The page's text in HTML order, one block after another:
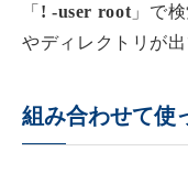
「 ! -user root 」で
やディレクトリが出
組み合わせて使